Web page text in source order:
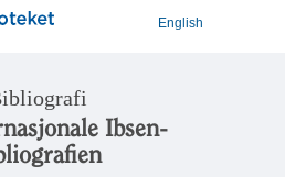
English
Ibsen-